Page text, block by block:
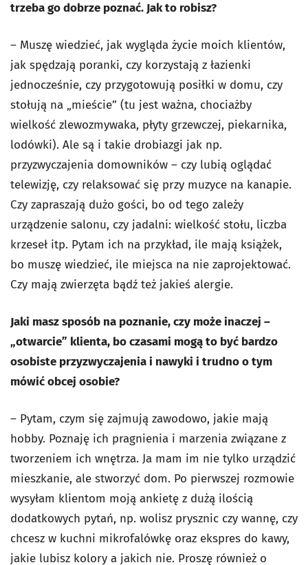
trzeba go dobrze poznać. Jak to robisz?
– Muszę wiedzieć, jak wygląda życie moich klientów,
jak spędzają poranki, czy korzystają z łazienki
jednocześnie, czy przygotowują posiłki w domu, czy
stołują na „mieście” (tu jest ważna, chociażby
wielkość zlewozmywaka, płyty grzewczej, piekarnika,
lodówki). Ale są i takie drobiazgi jak np.
przyzwyczajenia domowników – czy lubią oglądać
telewizję, czy relaksować się przy muzyce na kanapie.
Czy zapraszają dużo gości, bo od tego zależy
urządzenie salonu, czy jadalni: wielkość stołu, liczba
krzeseł itp. Pytam ich na przykład, ile mają książek,
bo muszę wiedzieć, ile miejsca na nie zaprojektować.
Czy mają zwierzęta bądź też jakieś alergie.
Jaki masz sposób na poznanie, czy może inaczej –
„otwarcie” klienta, bo czasami mogą to być bardzo
osobiste przyzwyczajenia i nawyki i trudno o tym
mówić obcej osobie?
– Pytam, czym się zajmują zawodowo, jakie mają
hobby. Poznaję ich pragnienia i marzenia związane z
tworzeniem ich wnętrza. Ja mam im nie tylko urządzić
mieszkanie, ale stworzyć dom. Po pierwszej rozmowie
wysyłam klientom moją ankietę z dużą ilością
dodatkowych pytań, np. wolisz prysznic czy wannę, czy
chcesz w kuchni mikrofalówkę oraz ekspres do kawy,
jakie lubisz kolory a jakich nie. Proszę również o